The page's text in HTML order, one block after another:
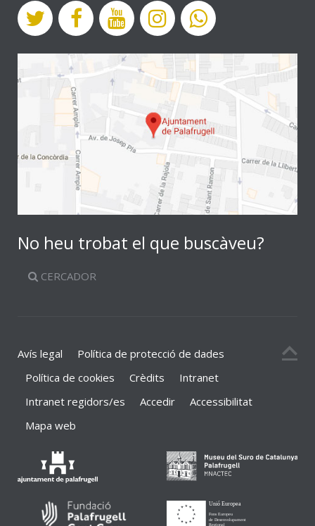
No heu trobat el que buscàveu?
CERCADOR
Avís legal
Política de protecció de dades
Política de cookies
Crèdits
Intranet
Intranet regidors/es
Accedir
Accessibilitat
Mapa web